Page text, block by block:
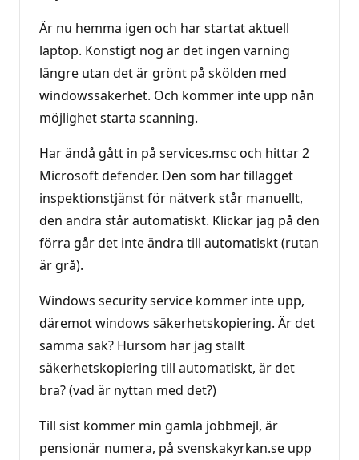
o
ä
n
g
Är nu hemma igen och har startat aktuell
laptop. Konstigt nog är det ingen varning
längre utan det är grönt på skölden med
windowssäkerhet. Och kommer inte upp nån
möjlighet starta scanning.
Har ändå gått in på services.msc och hittar 2
Microsoft defender. Den som har tillägget
inspektionstjänst för nätverk står manuellt,
den andra står automatiskt. Klickar jag på den
förra går det inte ändra till automatiskt (rutan
är grå).
Windows security service kommer inte upp,
däremot windows säkerhetskopiering. Är det
samma sak? Hursom har jag ställt
säkerhetskopiering till automatiskt, är det
bra? (vad är nyttan med det?)
Till sist kommer min gamla jobbmejl, är
pensionär numera, på svenskakyrkan.se upp